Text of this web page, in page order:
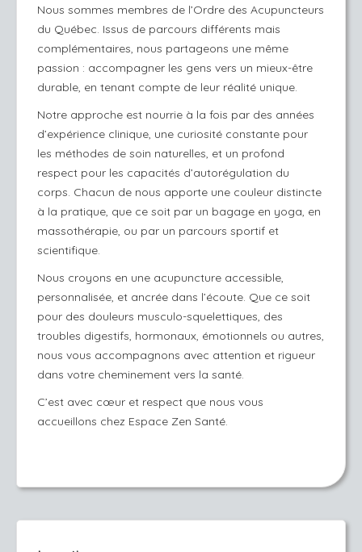
Nous sommes membres de l’Ordre des Acupuncteurs
du Québec. Issus de parcours différents mais
complémentaires, nous partageons une même
passion : accompagner les gens vers un mieux-être
durable, en tenant compte de leur réalité unique.
Notre approche est nourrie à la fois par des années
d’expérience clinique, une curiosité constante pour
les méthodes de soin naturelles, et un profond
respect pour les capacités d’autorégulation du
corps. Chacun de nous apporte une couleur distincte
à la pratique, que ce soit par un bagage en yoga, en
massothérapie, ou par un parcours sportif et
scientifique.
Nous croyons en une acupuncture accessible,
personnalisée, et ancrée dans l’écoute. Que ce soit
pour des douleurs musculo-squelettiques, des
troubles digestifs, hormonaux, émotionnels ou autres,
nous vous accompagnons avec attention et rigueur
dans votre cheminement vers la santé.
C’est avec cœur et respect que nous vous
accueillons chez Espace Zen Santé.